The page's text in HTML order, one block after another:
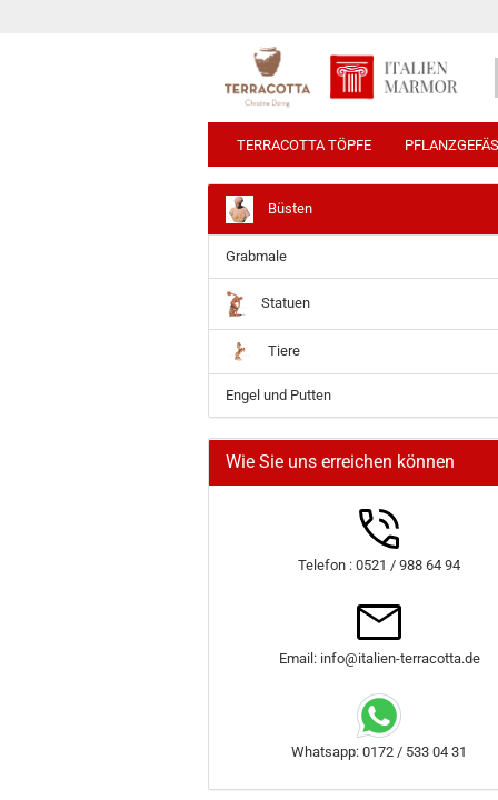
TERRACOTTA TÖPFE
Büsten
Grabmale
Statuen
Tiere
Engel und Putten
Wie Sie uns erreichen können
Telefon : 0521 / 988 64 94
Email: info@italien-terracotta.de
Whatsapp: 0172 / 533 04 31